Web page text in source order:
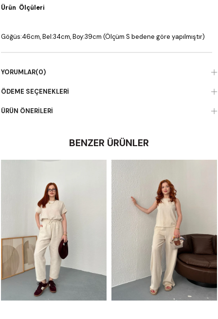
Ürün Ölçüleri
Göğüs:46cm, Bel:34cm, Boy:39cm (Ölçüm S bedene göre yapılmıştır)
YORUMLAR(0)
ÖDEME SEÇENEKLERI
ÜRÜN ÖNERILERI
BENZER ÜRÜNLER